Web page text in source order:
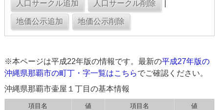
※本ページは平成22年版の情報です。最新の平成27年版の
沖縄県那覇市の町丁・字一覧はこちらでご確認ください。
沖縄県那覇市壷屋１丁目の基本情報
項目名 値 項目名 値